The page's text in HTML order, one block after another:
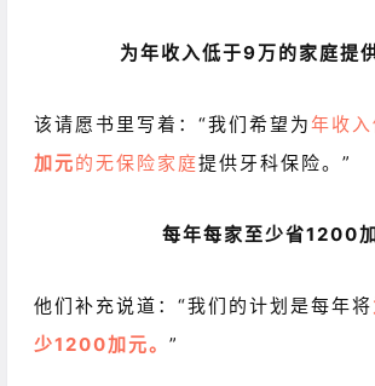
为年收入低于9万的家庭提
该请愿书里写着：“我们希望为年收
加元的无保险家庭提供牙科保险。”
每年每家至少省1200
他们补充说道：“我们的计划是每年将
少1200加元。 ”